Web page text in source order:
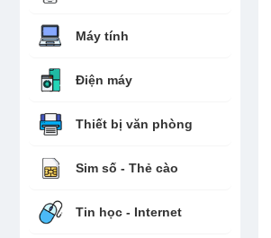
Máy tính
Điện máy
Thiết bị văn phòng
Sim số - Thẻ cào
Tin học - Internet